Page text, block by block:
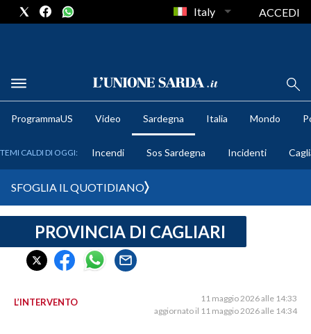
METEO
CRONACA SARDEGNA
CAGLIARI
SULCIS IGLESIENTE
Italy ACCEDI
ProgrammaUS Video Sardegna Italia Mondo
TEMI CALDI DI OGGI: Incendi Sos Sardegna Incidenti
SFOGLIA IL QUOTIDIANO
PROVINCIA DI CAGLIARI
L’INTERVENTO
11 maggio 2026 alle 14:33
aggiornato il 11 maggio 2026 alle 14:34